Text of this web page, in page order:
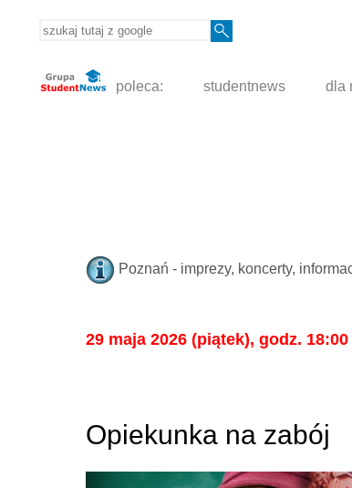
poleca: studentnews dla
Poznań - imprezy, koncerty,
29 maja 2026 (piątek), godz. 18:00
Opiekunka na zabój